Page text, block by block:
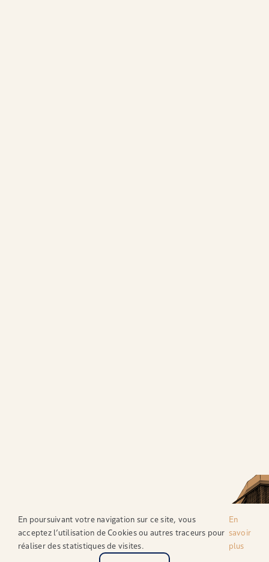
En poursuivant votre navigation sur ce site, vous
acceptez l’utilisation de Cookies ou autres traceurs pour
réaliser des statistiques de visites.
En
savoir
plus